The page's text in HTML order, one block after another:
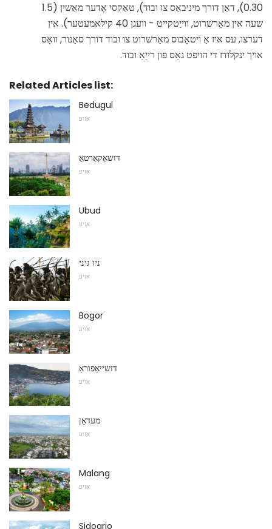
0.30), דאַן דורך מיניבאַס צו ובוד), טאַקסי אָדער מאַשין (1.5
שעה אין מאַרשרוט, ווייַטקייט - וועגן 40 קילאמעטער). אין
דערצו, עס איז אַ ויטאָבוס מאַרשרוט צו ובוד דורך סאַנור, וואָס
אויך ינקלודז די הויפט גאַס פון רייַאַ ובוד.
Related Articles list:
Bedugul
אזיע
דזשאַקאַרטאַ
אזיע
Ubud
אזיע
ניו גיני
אזיע
Bogor
אזיע
דזשייאַפּוראַ
אזיע
מעדאַן
אזיע
Malang
אזיע
Sidoarjo